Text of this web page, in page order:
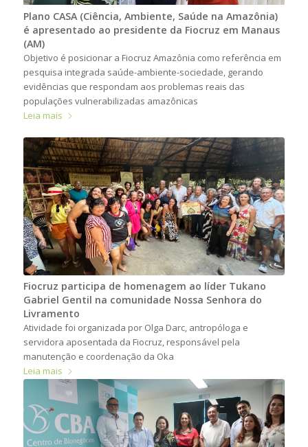
Plano CASA (Ciência, Ambiente, Saúde na Amazônia)
é apresentado ao presidente da Fiocruz em Manaus
(AM)
Objetivo é posicionar a Fiocruz Amazônia como referência em
pesquisa integrada saúde-ambiente-sociedade, gerando
evidências que respondam aos problemas reais das
populações vulnerabilizadas amazônicas
Leia mais
Fiocruz participa de homenagem ao líder Tukano
Gabriel Gentil na comunidade Nossa Senhora do
Livramento
Atividade foi organizada por Olga Darc, antropóloga e
servidora aposentada da Fiocruz, responsável pela
manutenção e coordenação da Oka
Leia mais